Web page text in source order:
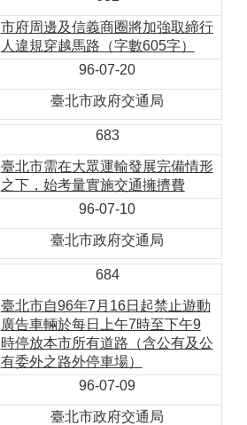
市府周邊及信義商圈將加強取締行
人違規穿越馬路（字數605字）
96-07-20
臺北市政府交通局
683
臺北市需在大眾運輸發展完備情形
之下，始考量實施交通擁擠費
96-07-10
臺北市政府交通局
684
臺北市自96年7月16日起禁止遊動
廣告車輛於每日上午7時至下午9
時停放本市所有道路（含公有及公
有委外之路外停車場）
96-07-09
臺北市政府交通局